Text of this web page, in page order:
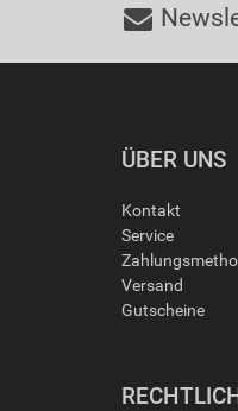
ÜBER UNS
Kontakt
Service
Versand
Gutscheine